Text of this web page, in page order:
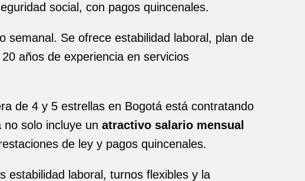
social, con pagos quincenales.
Se ofrece estabilidad laboral, plan de
años de experiencia en servicios
de 4 y 5 estrellas en Bogotá está contratando
solo incluye un atractivo salario mensual
de ley y pagos quincenales.
estabilidad laboral, turnos flexibles y la